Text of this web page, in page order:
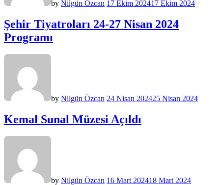
by Nilgün Özcan 17 Ekim 202417 Ekim 2024
Şehir Tiyatroları 24-27 Nisan 2024
Programı
by Nilgün Özcan 24 Nisan 202425 Nisan 2024
Kemal Sunal Müzesi Açıldı
by Nilgün Özcan 16 Mart 202418 Mart 2024